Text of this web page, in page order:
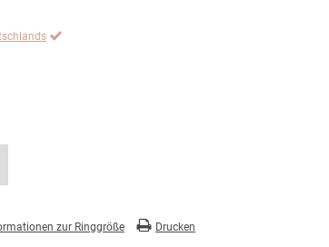
zur Ringgröße Drucken